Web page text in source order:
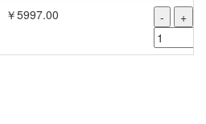
￥5997.00 - +